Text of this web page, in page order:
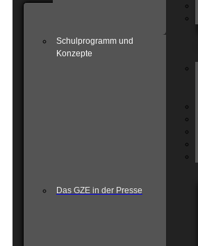
Schulprogramm und
Konzepte
Das GZE in der Presse